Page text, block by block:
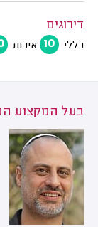
דירוגים
כללי 10 איכות
בעל המקצוע